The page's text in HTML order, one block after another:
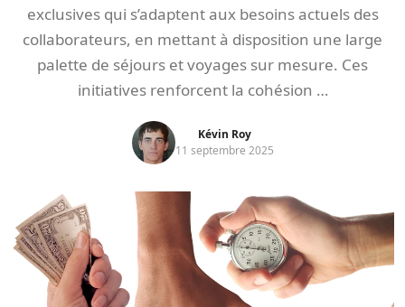
exclusives qui s’adaptent aux besoins actuels des
collaborateurs, en mettant à disposition une large
palette de séjours et voyages sur mesure. Ces
initiatives renforcent la cohésion …
Kévin Roy
11 septembre 2025